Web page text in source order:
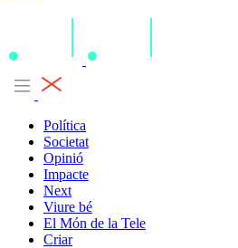
Política
Societat
Opinió
Impacte
Next
Viure bé
El Món de la Tele
Criar